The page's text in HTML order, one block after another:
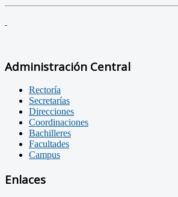
Administración Central
Rectoría
Secretarías
Direcciones
Coordinaciones
Bachilleres
Facultades
Campus
Enlaces